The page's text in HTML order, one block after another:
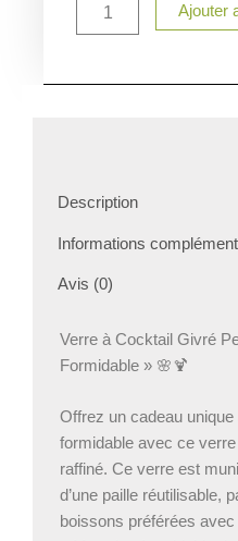
Ajouter
Description
Informations
Avis (0)
Verre à Cocktail Givré
Formidable » 🌸🍹
Offrez un cadeau
formidable avec ce
raffiné. Ce verre est
d’une paille réutilisable,
boissons préférées avec